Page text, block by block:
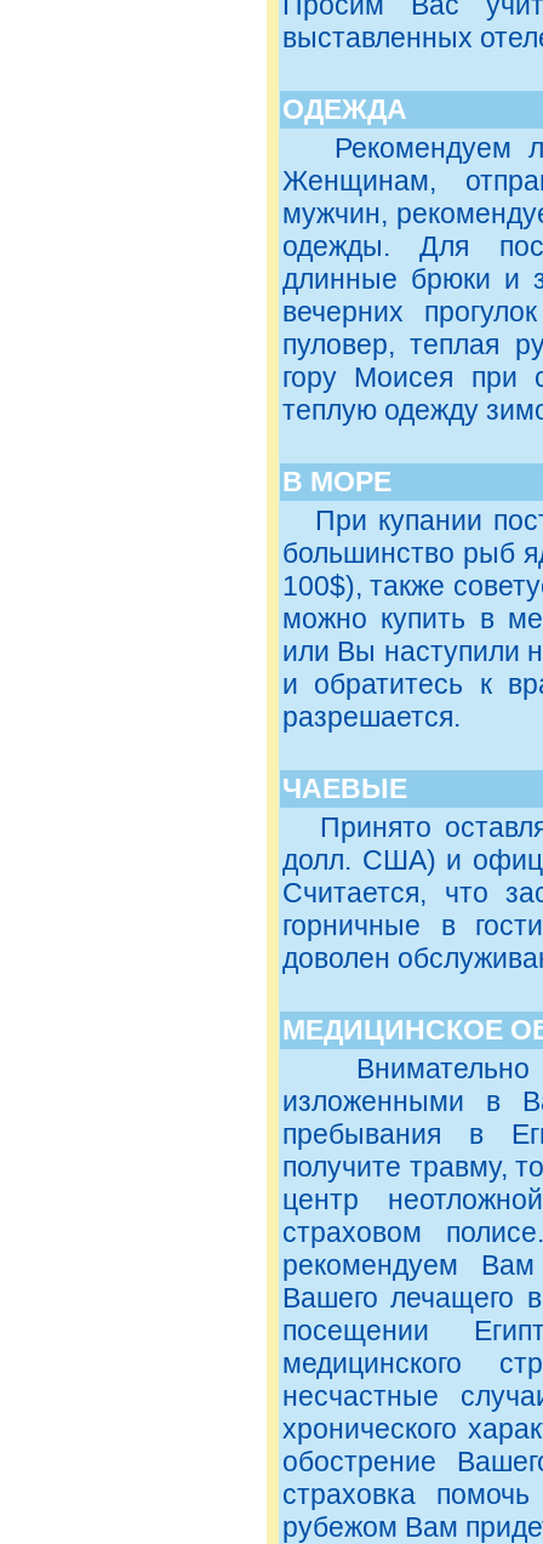
выставленных
ОДЕЖДА
Рекомендуем
Женщинам,
мужчин,
одежды. Для
длинные брюки и
вечерних
пуловер, теплая
гору Моисея при
теплую одежду
В МОРЕ
При купании
большинство рыб
100$), также
можно купить в
или Вы наступили
и обратитесь к
разрешается.
ЧАЕВЫЕ
Принято
долл. США) и
Считается, что
горничные в
доволен
МЕДИЦИНСКОЕ
Внимательно
изложенными в
пребывания в
получите травму,
центр
страховом
рекомендуем Вам
Вашего лечащего
посещении
медицинского
несчастные
хронического
обострение
страховка
рубежом Вам